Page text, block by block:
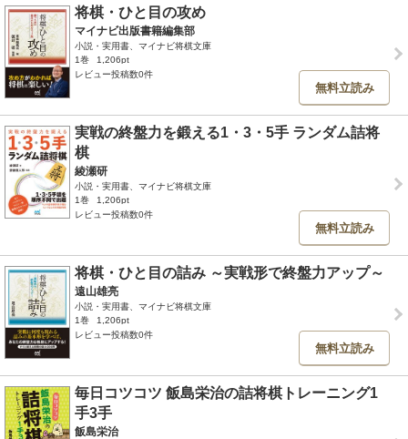
将棋・ひと目の攻め
マイナビ出版書籍編集部
小説・実用書、マイナビ将棋文庫
1巻
1,206pt
レビュー投稿数0件
無料立読み
実戦の終盤力を鍛える1・3・5手 ランダム詰将
棋
綾瀬研
小説・実用書、マイナビ将棋文庫
1巻
1,206pt
レビュー投稿数0件
無料立読み
将棋・ひと目の詰み ～実戦形で終盤力アップ～
遠山雄亮
小説・実用書、マイナビ将棋文庫
1巻
1,206pt
レビュー投稿数0件
無料立読み
毎日コツコツ 飯島栄治の詰将棋トレーニング1
手3手
飯島栄治